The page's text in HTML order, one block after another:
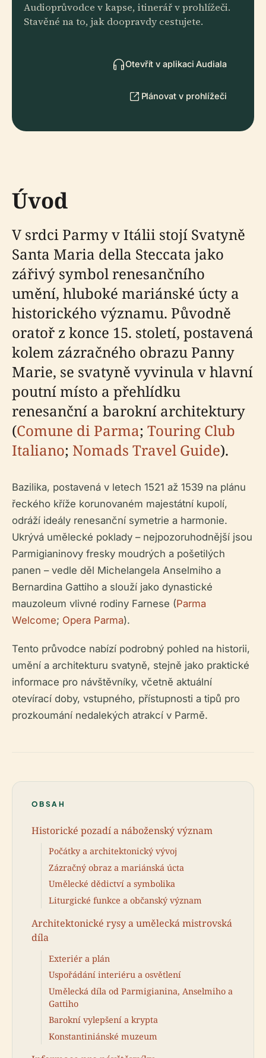
Audioprůvodce v kapse, itinerář v prohlížeči.
Stavěné na to, jak doopravdy cestujete.
Otevřít v aplikaci Audiala
Plánovat v prohlížeči
Úvod
V srdci Parmy v Itálii stojí Svatyně
Santa Maria della Steccata jako
zářivý symbol renesančního
umění, hluboké mariánské úcty a
historického významu. Původně
oratoř z konce 15. století, postavená
kolem zázračného obrazu Panny
Marie, se svatyně vyvinula v hlavní
poutní místo a přehlídku
renesanční a barokní architektury
(Comune di Parma; Touring Club
Italiano; Nomads Travel Guide).
Bazilika, postavená v letech 1521 až 1539 na plánu
řeckého kříže korunovaném majestátní kupolí,
odráží ideály renesanční symetrie a harmonie.
Ukrývá umělecké poklady – nejpozoruhodnější jsou
Parmigianinovy fresky moudrých a pošetilých
panen – vedle děl Michelangela Anselmiho a
Bernardina Gattiho a slouží jako dynastické
mauzoleum vlivné rodiny Farnese (Parma
Welcome; Opera Parma).
Tento průvodce nabízí podrobný pohled na historii,
umění a architekturu svatyně, stejně jako praktické
informace pro návštěvníky, včetně aktuální
otevírací doby, vstupného, přístupnosti a tipů pro
prozkoumání nedalekých atrakcí v Parmě.
OBSAH
Historické pozadí a náboženský význam
Počátky a architektonický vývoj
Zázračný obraz a mariánská úcta
Umělecké dědictví a symbolika
Liturgické funkce a občanský význam
Architektonické rysy a umělecká mistrovská
díla
Exteriér a plán
Uspořádání interiéru a osvětlení
Umělecká díla od Parmigianina, Anselmiho a
Gattiho
Barokní vylepšení a krypta
Konstantiniánské muzeum